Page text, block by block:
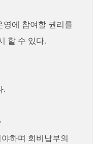
영에 참여할 권리를
할 수 있다.
.
하며 회비납부의